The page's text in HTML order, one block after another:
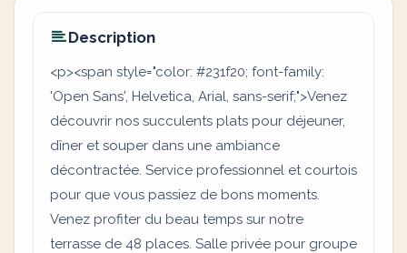
Description
<p><span style="color: #231f20; font-family:
'Open Sans', Helvetica, Arial, sans-serif;">Venez
découvrir nos succulents plats pour déjeuner,
dîner et souper dans une ambiance
décontractée. Service professionnel et courtois
pour que vous passiez de bons moments.
Venez profiter du beau temps sur notre
terrasse de 48 places. Salle privée pour groupe